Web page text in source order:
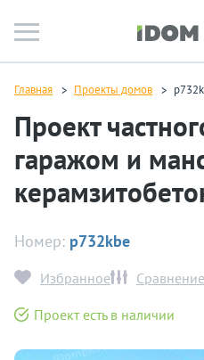
Главная Проекты домов
Проект
гаражом и
Номер: p732kbe
Избранное Сравнение
Проект есть в наличии